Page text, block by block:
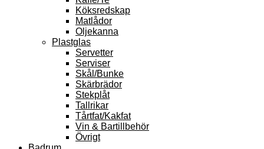
Köksredskap
Matlådor
Oljekanna
Plastglas
Servetter
Serviser
Skål/Bunke
Skärbrädor
Stekplåt
Tallrikar
Tårtfat/Kakfat
Vin & Bartillbehör
Övrigt